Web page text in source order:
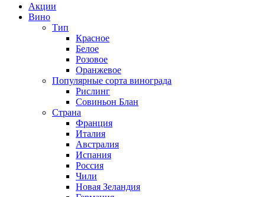
Акции
Вино
Тип
Красное
Белое
Розовое
Оранжевое
Популярные сорта винограда
Рислинг
Совиньон Блан
Страна
Франция
Италия
Австралия
Испания
Россия
Чили
Новая Зеландия